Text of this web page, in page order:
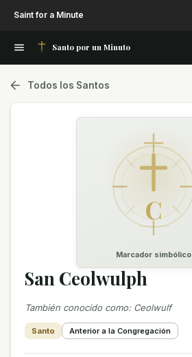
Saint for a Minute
Santo por un Minuto
Todos los Santos
C
Marcador simbólico
San Ceolwulph
También conocido como: Ceolwulf
Santo Anterior a la Congregación